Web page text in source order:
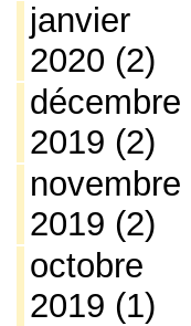
janvier
2020 (2)
décembre
2019 (2)
novembre
2019 (2)
octobre
2019 (1)